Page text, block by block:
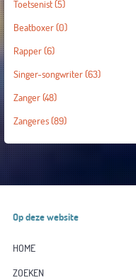
Toetsenist(5)
Beatboxer(0)
Rapper(6)
Singer-songwriter(63)
Zanger(48)
Zangeres(89)
Op deze website
HOME
ZOEKEN